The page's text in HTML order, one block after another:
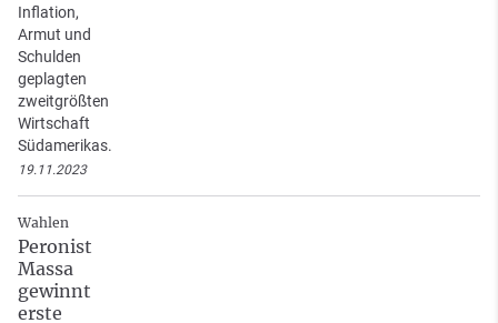
Inflation,
Armut und
Schulden
geplagten
zweitgrößten
Wirtschaft
Südamerikas.
19.11.2023
Wahlen
Peronist
Massa
gewinnt
erste